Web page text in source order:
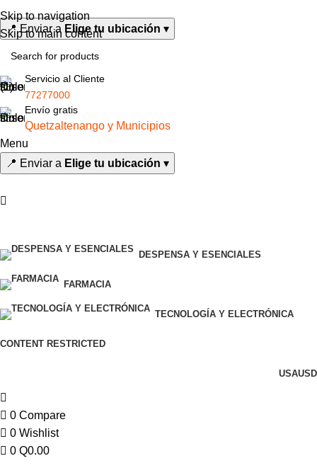
Skip to navigation
Skip to main content
📍 Enviar a Elige tu ubicación ▾
Servicio al Cliente
77277000
Envío gratis
Quetzaltenango y Municipios
Menu
📍 Enviar a Elige tu ubicación ▾
DESPENSA Y ESENCIALES
FARMACIA
TECNOLOGÍA Y ELECTRÓNICA
CONTENT RESTRICTED
USAUSD
0 Compare
0 Wishlist
0 Q0.00